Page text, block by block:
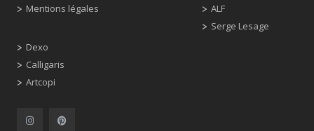
Mentions légales
Dexo
Calligaris
Artcopi
ALF
Serge Lesage